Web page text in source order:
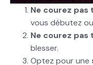
Ne courez
vous débutez
Ne courez
blesser.
Optez pour une